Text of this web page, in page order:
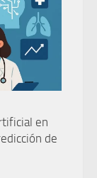
en
de